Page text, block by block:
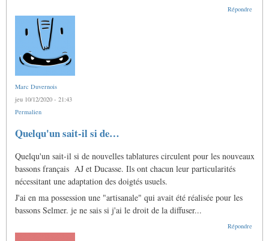
Répondre
Marc Duvernois
jeu 10/12/2020 - 21:43
Permalien
Quelqu'un sait-il si de…
Quelqu'un sait-il si de nouvelles tablatures circulent pour les nouveaux
bassons français AJ et Ducasse. Ils ont chacun leur particularités
nécessitant une adaptation des doigtés usuels.
J'ai en ma possession une "artisanale" qui avait été réalisée pour les
bassons Selmer. je ne sais si j'ai le droit de la diffuser...
Répondre